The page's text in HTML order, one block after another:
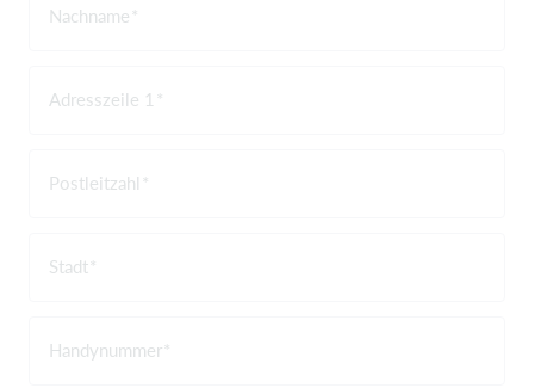
Nachname
Adresszeile 1
Postleitzahl
Stadt
Handynummer